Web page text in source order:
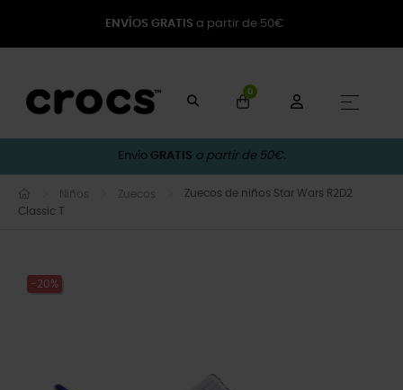
ENVÍOS GRATIS a partir de 50€
0
☰
Envío GRATIS a partir de 50€.
Niños Zuecos
Zuecos de niños Star Wars R2D2
Classic T
-20%